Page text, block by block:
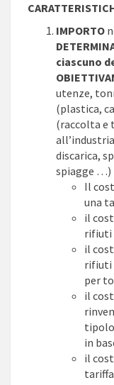
IMPORTO
ciascuno
utenze,
(plastica,
(raccolta e
discarica,
spiagge …)
Il
una
il
rifiuti
il
rifiuti
per
il
in
il